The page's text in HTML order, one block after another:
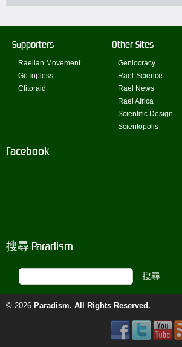
Supporters
Raelian Movement
GoTopless
Clitoraid
Other Sites
Geniocracy
Rael-Science
Rael News
Rael Africa
Scientific Design
Scientopolis
Facebook
搜尋 Paradism
© 2026 Paradism. All Rights Reserved.